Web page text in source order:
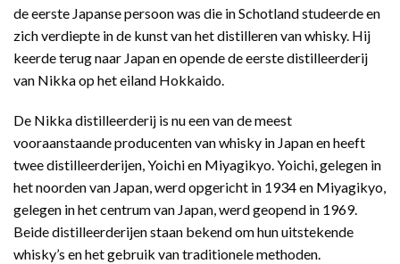
de eerste Japanse persoon was die in Schotland studeerde en
zich verdiepte in de kunst van het distilleren van whisky. Hij
keerde terug naar Japan en opende de eerste distilleerderij
van Nikka op het eiland Hokkaido.
De Nikka distilleerderij is nu een van de meest
vooraanstaande producenten van whisky in Japan en heeft
twee distilleerderijen, Yoichi en Miyagikyo. Yoichi, gelegen in
het noorden van Japan, werd opgericht in 1934 en Miyagikyo,
gelegen in het centrum van Japan, werd geopend in 1969.
Beide distilleerderijen staan bekend om hun uitstekende
whisky’s en het gebruik van traditionele methoden.